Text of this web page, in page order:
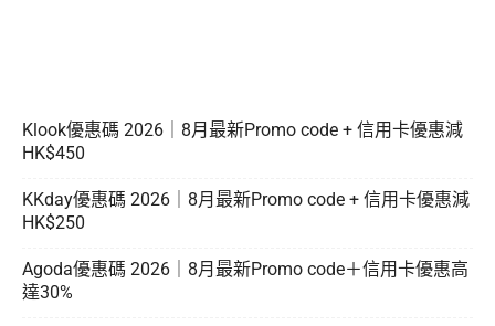
Klook優惠碼 2026｜8月最新Promo code + 信用卡優惠減
HK$450
KKday優惠碼 2026｜8月最新Promo code + 信用卡優惠減
HK$250
Agoda優惠碼 2026｜8月最新Promo code＋信用卡優惠高
達30%